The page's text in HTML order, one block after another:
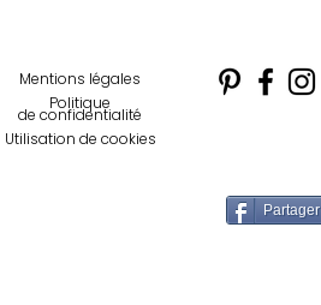
Mentions légales
Politique
de confidentialité
Utilisation de cookies
Partager